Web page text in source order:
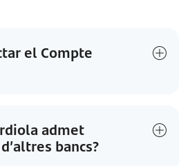
el Compte
admet
bancs?